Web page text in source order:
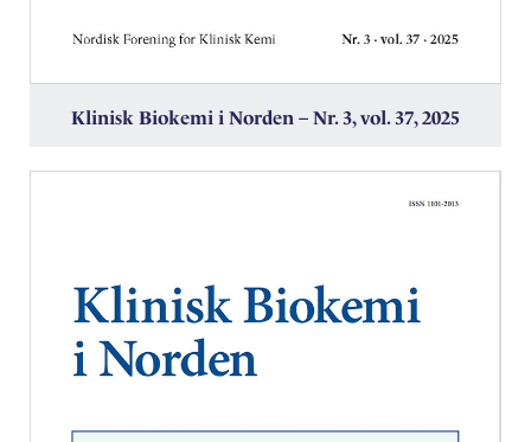
Klinisk Biokemi i Norden – Nr. 3, vol. 37, 2025